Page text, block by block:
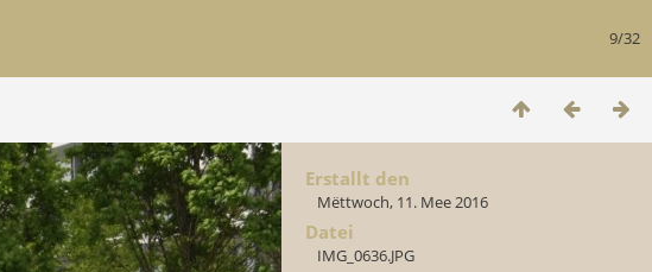
9/32
Erstallt den
Mëttwoch, 11. Mee 2016
Datei
IMG_0636.JPG